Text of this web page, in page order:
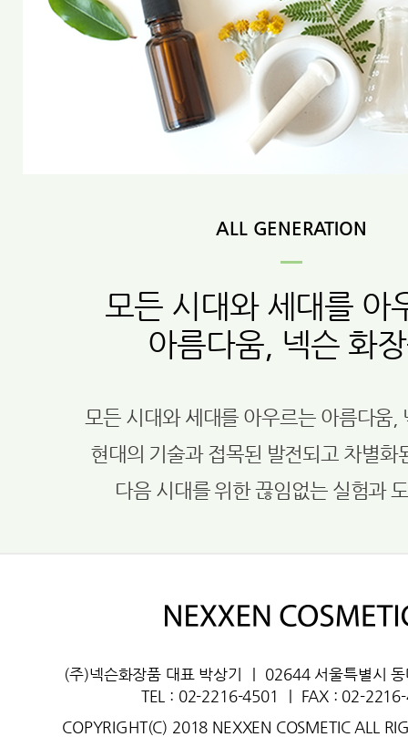
ALL GENERATION
모든 시대와 세대를 아
아름다움, 넥슨 화
모든 시대와 세대를 아우르는 아름다움,
현대의 기술과 접목된 발전되고 차별화
다음 시대를 위한 끊임없는 실험과
(주)넥슨화장품 대표 박상기
02644 서울특별시
TEL : 02-2216-4501
FAX : 02-
COPYRIGHT(C) 2018 NEXXEN COSMETIC ALL